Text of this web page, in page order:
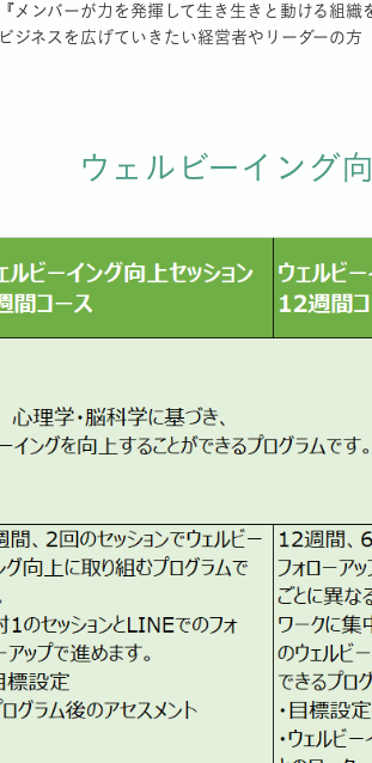
『メンバーが力を発揮して生き生きと動ける組織
ビジネスを広げていきたい経営者やリーダーの方
ウェルビーイング